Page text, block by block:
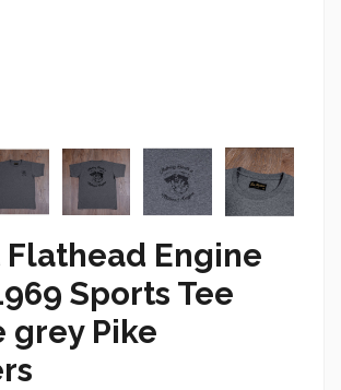
Engine
Sports Tee
grey Pike